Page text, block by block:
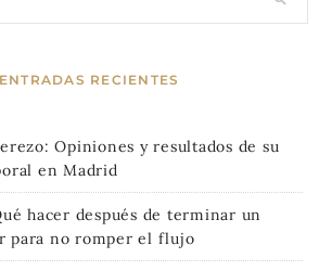
ENTRADAS RECIENTES
Opiniones y resultados de su
en Madrid
hacer después de terminar un
para no romper el flujo